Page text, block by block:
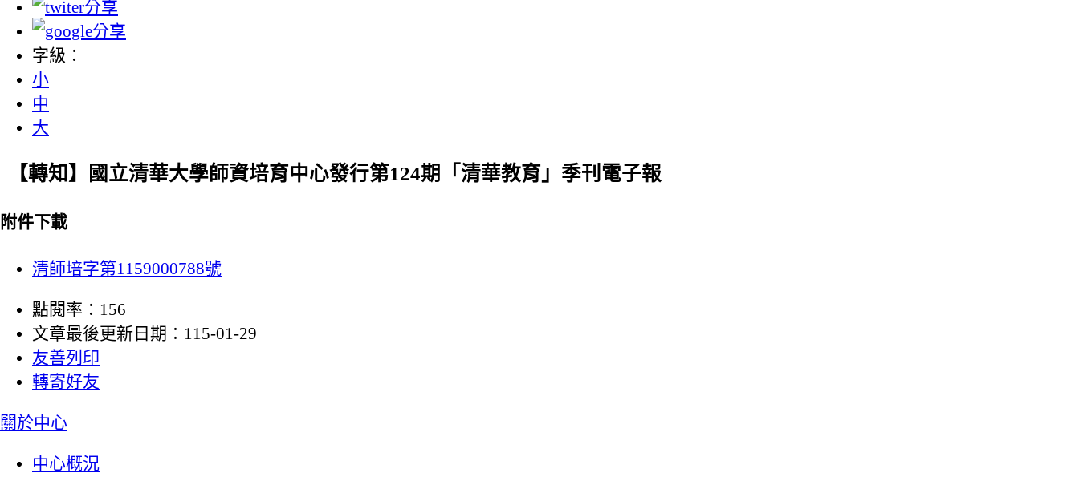
字級：
小
中
大
【轉知】國立清華大學師資培育中心發行第124期「清華教育」季刊電子報
附件下載
清師培字第1159000788號
點閱率：156
文章最後更新日期：115-01-29
友善列印
轉寄好友
:::
關於中心
中心概況